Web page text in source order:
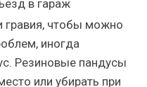
гравия, чтобы можно
иногда
Резиновые пандусы
или убирать при